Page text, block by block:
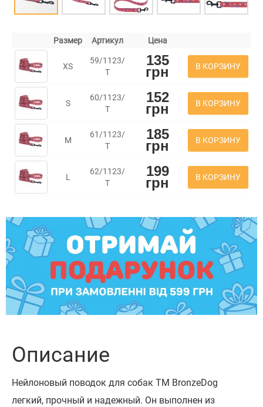
Размер Артикул Цена
XS
59/1123/
Т
135
грн В КОРЗИНУ
S
60/1123/
Т
152
грн В КОРЗИНУ
M
61/1123/
Т
185
грн В КОРЗИНУ
L
62/1123/
Т
199
грн В КОРЗИНУ
Описание
Нейлоновый поводок для собак ТМ BronzeDog
легкий, прочный и надежный. Он выполнен из